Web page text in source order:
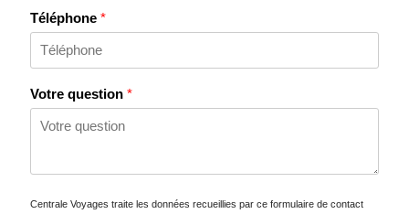
Téléphone *
Votre question *
Centrale Voyages traite les données recueillies par ce formulaire de contact